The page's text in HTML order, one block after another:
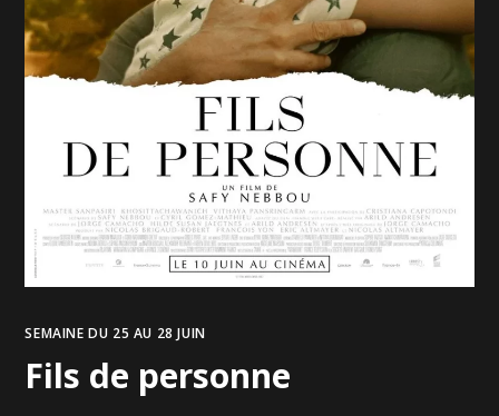
SEMAINE DU 25 AU 28 JUIN
Fils de personne